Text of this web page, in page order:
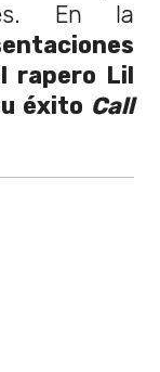
En la
rapero Lil
éxito Call